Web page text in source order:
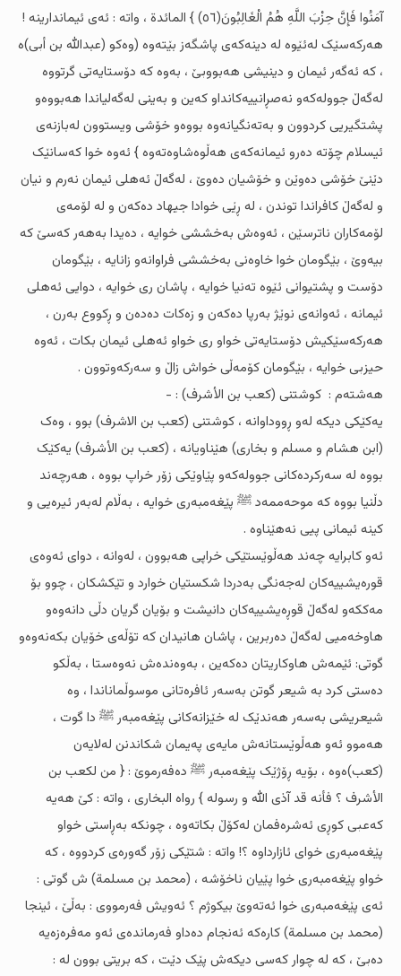
آمَنُوا فَإِنَّ حِزْبَ اللَّهِ هُمُ الْغَالِبُونَ(٥٦) } المائدة ، واتە : ئەى ئیماندارینە !
هەرکەسێک لەئێوە لە دینەکەى پاشگەز بێتەوە (وەکو (عبدالله بن أبی)ە
، کە ئەگەر ئیمان و دینیشى هەبووبێ ، بەوە کە دۆستایەتى گرتووە
لەگەڵ جوولەکەو نەصڕانییەکانداو کەین و بەینى لەگەلیاندا هەبووەو
پشتگیریی کردوون و بەتەنگیانەوە بووەو خۆشى ویستوون لەبازنەى
ئیسلام چۆتە دەرو ئیمانەکەى هەڵوەشاوەتەوە } ئەوە خوا کەسانێک
دێنێ خۆشى دەوێن و خۆشیان دەوێ ، لەگەڵ ئەهلى ئیمان نەرم و نیان
و لەگەڵ کافراندا توندن ، لە ڕێی خوادا جیهاد دەکەن و لە لۆمەى
لۆمەکاران ناترسێن ، ئەوەش بەخششى خوایە ، دەیدا بەهەر کەسێ کە
بیەوێ ، بێگومان خوا خاوەنى بەخششى فراوانەو زانایە ، بێگومان
دۆست و پشتیوانى ئێوە تەنیا خوایە ، پاشان رى خوایە ، دوایی ئەهلى
ئیمانە ، ئەوانەى نوێژ بەرپا دەکەن و زەکات دەدەن و ڕکووع بەرن ،
هەرکەسێکیش دۆستایەتى خواو رى خواو ئەهلى ئیمان بکات ، ئەوە
حیزبى خوایە ، بێگومان کۆمەڵی خواش زاڵ و سەرکەوتوون .
هەشتەم : کوشتنى (کعب بن الأشرف) : -
یەکێکى دیکە لەو ڕووداوانە ، کوشتنى (کعب بن الاشرف) بوو ، وەک
(ابن هشام و مسلم و بخاری) هێناویانە ، (کعب بن الأشرف) یەکێک
بووە لە سەرکردەکانى جوولەکەو پێاوێکى زۆر خراپ بووە ، هەرچەند
دڵنیا بووە کە موحەممەد ﷺ پێغەمبەرى خوایە ، بەڵام لەبەر ئیرەیی و
کینە ئیمانى پیی نەهێناوە .
ئەو کابرایە چەند هەڵوێستێکى خراپی هەبوون ، لەوانە ، دوای ئەوەى
قورەیشییەکان لەجەنگى بەدردا شکستیان خوارد و تێکشکان ، چوو بۆ
مەککەو لەگەڵ قوڕەیشییەکان دانیشت و بۆیان گریان دڵی دانەوەو
هاوخەمیی لەگەڵ دەربرین ، پاشان هانیدان کە تۆڵەى خۆیان بکەنەوەو
گوتى: ئێمەش هاوکاریتان دەکەین ، بەوەندەش نەوەستا ، بەڵکو
دەستى کرد بە شیعر گوتن بەسەر ئافرەتانى موسوڵماناندا ، وە
شیعریشى بەسەر هەندێک لە خێزانەکانى پێغەمبەر ﷺ دا گوت ،
هەموو ئەو هەڵوێستانەش مایەى پەیمان شکاندنن لەلایەن
(کعب)ەوە ، بۆیە ڕۆژێک پێغەمبەر ﷺ دەفەرموێ : { من لکعب بن
الأشرف ؟ فأنه قد آذى الله و رسوله } رواه البخارى ، واتە : کێ هەیە
کەعبى کوڕى ئەشرەفمان لەکۆڵ بکاتەوە ، چونکە بەڕاستى خواو
پێغەمبەرى خواى ئازارداوە ؟! واتە : شتێکى زۆر گەورەى کردووە ، کە
خواو پێغەمبەرى خوا پێیان ناخۆشە ، (محمد بن مسلمة) ش گوتى :
ئەى پێغەمبەرى خوا ئەتەوێ بیکوژم ؟ ئەویش فەرمووى : بەڵێ ، ئینجا
(محمد بن مسلمة) کارەکە ئەنجام دەداو فەرماندەى ئەو مەفرەزەیە
دەبێ ، کە لە چوار کەسى دیکەش پێک دێت ، کە بریتی بوون لە :